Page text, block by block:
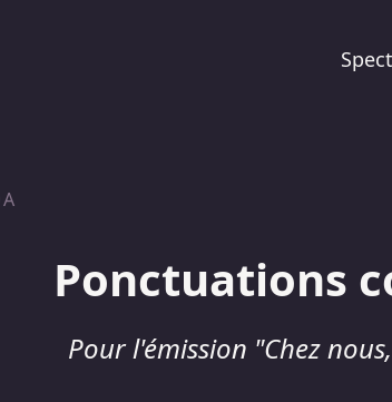
Ponctuations
Pour l'émission "Chez